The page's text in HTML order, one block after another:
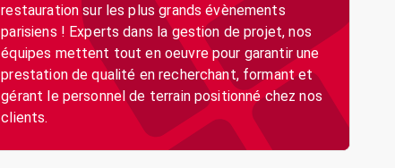
restauration sur les plus grands évènements
parisiens ! Experts dans la gestion de projet, nos
équipes mettent tout en oeuvre pour garantir une
prestation de qualité en recherchant, formant et
gérant le personnel de terrain positionné chez nos
clients.